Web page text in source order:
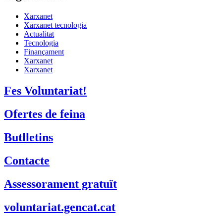
Xarxanet
Xarxanet tecnologia
Actualitat
Tecnologia
Finançament
Xarxanet
Xarxanet
Fes Voluntariat!
Ofertes de feina
Butlletins
Contacte
Assessorament gratuït
voluntariat.gencat.cat